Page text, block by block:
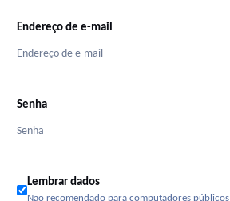
Endereço de e-mail
Senha
Lembrar dados
Não recomendado para computadores públicos